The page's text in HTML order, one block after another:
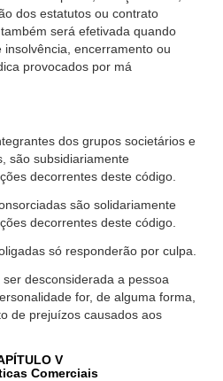
dos estatutos ou contrato
será efetivada quando
encerramento ou
provocados por má
dos grupos societários e
são subsidiariamente
decorrentes deste código.
são solidariamente
decorrentes deste código.
só responderão por culpa.
desconsiderada a pessoa
for, de alguma forma,
de prejuízos causados aos
V
Comerciais